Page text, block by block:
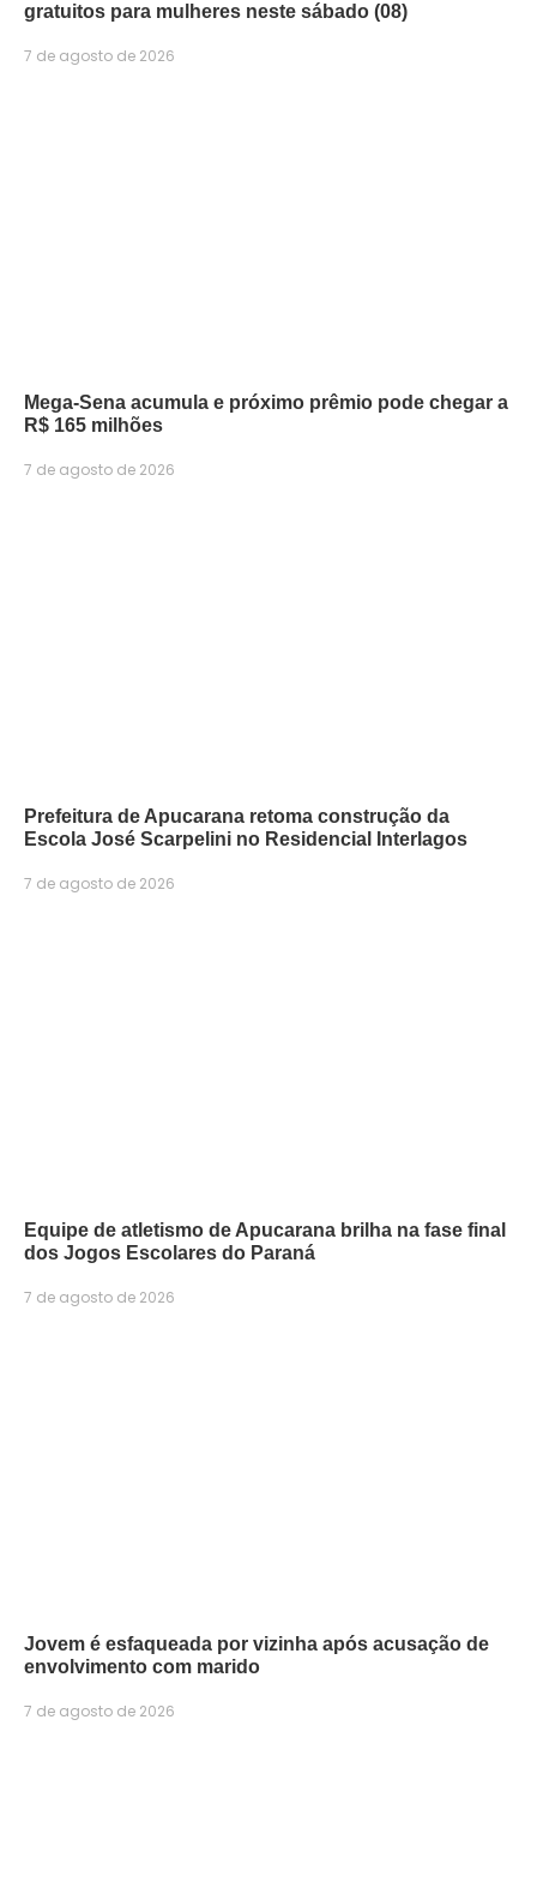
gratuitos para mulheres neste sábado (08)
7 de agosto de 2026
Mega-Sena acumula e próximo prêmio pode chegar a
R$ 165 milhões
7 de agosto de 2026
Prefeitura de Apucarana retoma construção da
Escola José Scarpelini no Residencial Interlagos
7 de agosto de 2026
Equipe de atletismo de Apucarana brilha na fase final
dos Jogos Escolares do Paraná
7 de agosto de 2026
Jovem é esfaqueada por vizinha após acusação de
envolvimento com marido
7 de agosto de 2026